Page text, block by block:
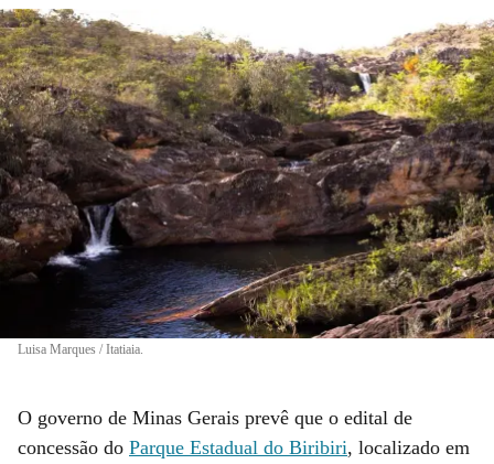
Luisa Marques / Itatiaia.
O governo de Minas Gerais prevê que o edital de
concessão do Parque Estadual do Biribiri, localizado em